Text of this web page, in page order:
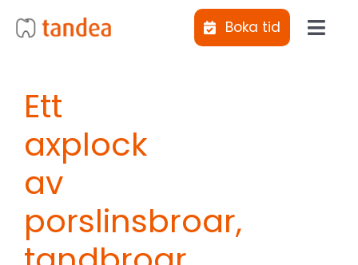
Boka tid
Behandlingar
Abonnemangs­tandvård
Ett
axplock
av
porslinsbroar,